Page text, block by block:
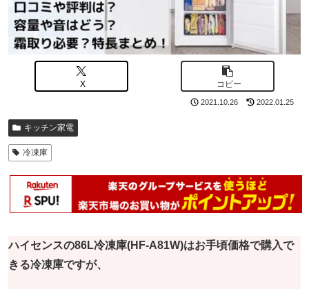
X コピー
2021.10.26 2022.01.25
キッチン家電
冷凍庫
ハイセンスの86L冷凍庫(HF-A81W)はお手頃価格で購入で
きる冷凍庫ですが、